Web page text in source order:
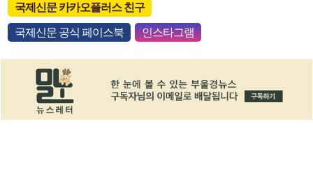
국제신문 카카오플러스 친구
국제신문 공식 페이스북 인스타그램